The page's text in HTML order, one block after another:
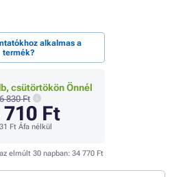
alkalmas a
termék?
csütörtökön Önnél
830 Ft
Ft
Ft Áfa nélkül
elmúlt 30 napban: 34 770 Ft